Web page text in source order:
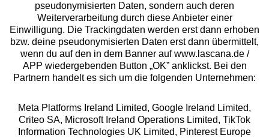
Über uns
Rechtliches
Alle Preise inkl. MwSt., zzgl.
Versandkosten
** Bonität vorausgesetzt, berechtigt zur Bonitätsprüfung
pseudonymisierten Daten, sondern auch deren
Weiterverarbeitung durch diese Anbieter einer
Einwilligung. Die Trackingdaten werden erst dann erhoben
bzw. deine pseudonymisierten Daten erst dann übermittelt,
wenn du auf den in dem Banner auf www.lascana.de /
APP wiedergebenden Button „OK” anklickst. Bei den
Partnern handelt es sich um die folgenden Unternehmen:
Meta Platforms Ireland Limited, Google Ireland Limited,
Criteo SA, Microsoft Ireland Operations Limited, TikTok
Information Technologies UK Limited, Pinterest Europe